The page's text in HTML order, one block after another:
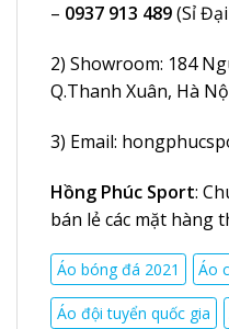
– 0937 913 489(Sỉ
2) Showroom: 184
Q.Thanh Xuân, Hà
3) Email:
Hồng Phúc Sport:
bán lẻ các mặt hàng
Áo bóng đá 2021 Áo
Áo đội tuyển quốc gia